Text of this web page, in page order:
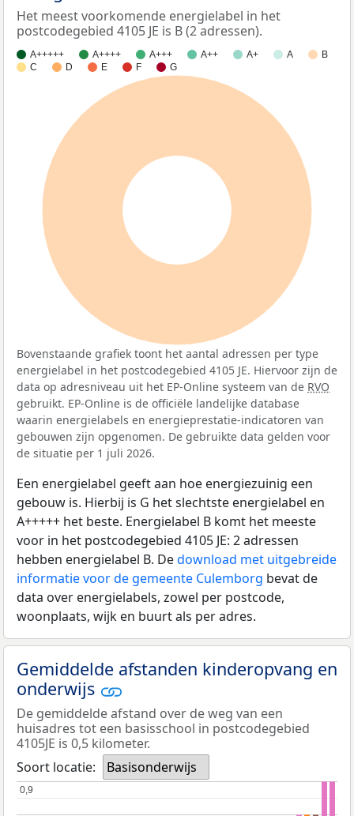
Het meest voorkomende energielabel in het
postcodegebied 4105 JE is B (2 adressen).
A+++++ A++++ A+++ A++ A+ A
B
C
D E F G
Bovenstaande grafiek toont het aantal adressen per type
energielabel in het postcodegebied 4105 JE. Hiervoor zijn de
data op adresniveau uit het EP-Online systeem van de RVO
gebruikt. EP-Online is de officiële landelijke database
waarin energielabels en energieprestatie-indicatoren van
gebouwen zijn opgenomen. De gebruikte data gelden voor
de situatie per 1 juli 2026.
Een energielabel geeft aan hoe energiezuinig een
gebouw is. Hierbij is G het slechtste energielabel en
A+++++ het beste. Energielabel B komt het meeste
voor in het postcodegebied 4105 JE: 2 adressen
hebben energielabel B. Dedownload met uitgebreide
informatie voor de gemeente Culemborg bevat de
data over energielabels, zowel per postcode,
woonplaats, wijk en buurt als per adres.
Gemiddelde afstanden kinderopvang en
onderwijs
De gemiddelde afstand over de weg van een
huisadres tot een basisschool in postcodegebied
4105JE is 0,5 kilometer.
Soort locatie:
Basisonderwijs
0,9
0,9